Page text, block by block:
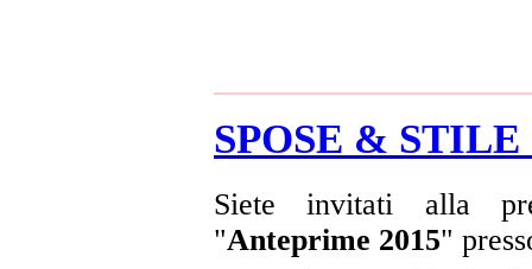
SPOSE &
Siete invitati alla
"Anteprime 2015"